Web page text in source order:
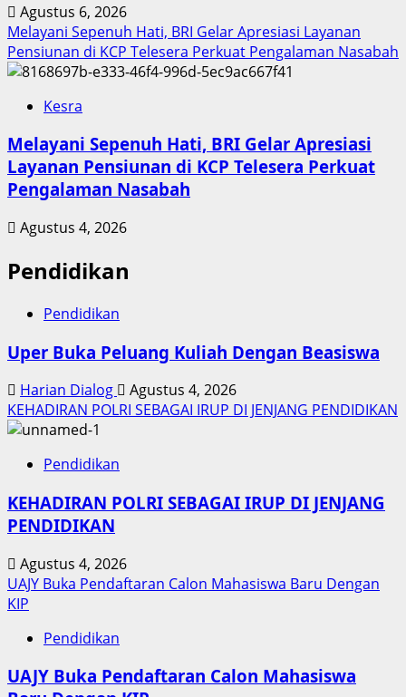
Agustus 6, 2026
Melayani Sepenuh Hati, BRI Gelar Apresiasi Layanan
Pensiunan di KCP Telesera Perkuat Pengalaman Nasabah
Kesra
Melayani Sepenuh Hati, BRI Gelar Apresiasi
Layanan Pensiunan di KCP Telesera Perkuat
Pengalaman Nasabah
Agustus 4, 2026
Pendidikan
Pendidikan
Uper Buka Peluang Kuliah Dengan Beasiswa
Harian Dialog
Agustus 4, 2026
KEHADIRAN POLRI SEBAGAI IRUP DI JENJANG PENDIDIKAN
Pendidikan
KEHADIRAN POLRI SEBAGAI IRUP DI JENJANG
PENDIDIKAN
Agustus 4, 2026
UAJY Buka Pendaftaran Calon Mahasiswa Baru Dengan
KIP
Pendidikan
UAJY Buka Pendaftaran Calon Mahasiswa